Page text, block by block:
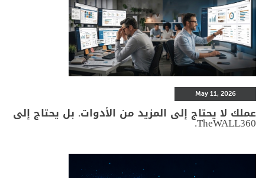
May 11, 2026
عملك لا يحتاج إلى المزيد من الأدوات. بل يحتاج إلى
TheWALL360.